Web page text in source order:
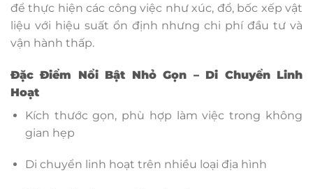
để thực hiện các công việc như xúc, đổ, bốc xếp vật
liệu với hiệu suất ổn định nhưng chi phí đầu tư và
vận hành thấp.
Đặc Điểm Nổi Bật Nhỏ Gọn – Di Chuyển Linh
Hoạt
Kích thước gọn, phù hợp làm việc trong không
gian hẹp
Di chuyển linh hoạt trên nhiều loại địa hình